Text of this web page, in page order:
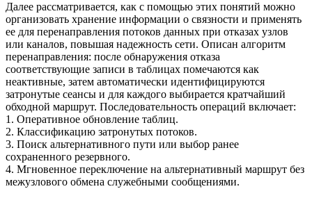
Далее рассматривается, как с помощью этих понятий можно
организовать хранение информации о связности и применять
ее для перенаправления потоков данных при отказах узлов
или каналов, повышая надежность сети. Описан алгоритм
перенаправления: после обнаружения отказа
соответствующие записи в таблицах помечаются как
неактивные, затем автоматически идентифицируются
затронутые сеансы и для каждого выбирается кратчайший
обходной маршрут. Последовательность операций включает:
1. Оперативное обновление таблиц.
2. Классификацию затронутых потоков.
3. Поиск альтернативного пути или выбор ранее
сохраненного резервного.
4. Мгновенное переключение на альтернативный маршрут без
межузлового обмена служебными сообщениями.